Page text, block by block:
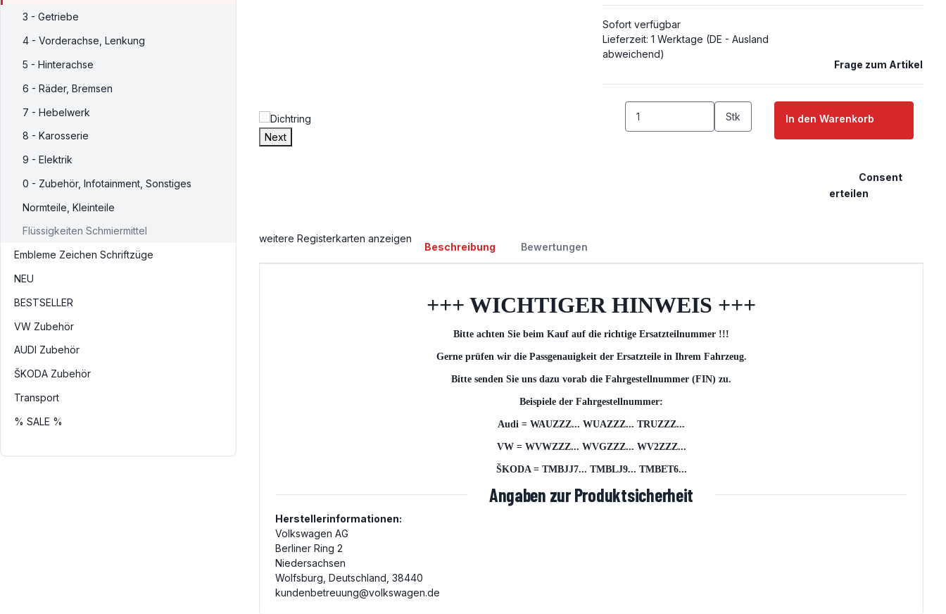
Next
Sofort verfügbar
Lieferzeit: 1 Werktage (DE - Ausland
abweichend)
Frage zum Artikel
Stk In den Warenkorb
Consent
erteilen
weitere Registerkarten anzeigen
Beschreibung Bewertungen
+++ WICHTIGER HINWEIS +++
Bitte achten Sie beim Kauf auf die richtige Ersatzteilnummer !!!
Gerne prüfen wir die Passgenauigkeit der Ersatzteile in Ihrem Fahrzeug.
Bitte senden Sie uns dazu vorab die Fahrgestellnummer (FIN) zu.
Beispiele der Fahrgestellnummer:
Audi = WAUZZZ... WUAZZZ... TRUZZZ...
VW = WVWZZZ... WVGZZZ... WV2ZZZ...
ŠKODA = TMBJJ7... TMBLJ9... TMBET6...
Angaben zur Produktsicherheit
Herstellerinformationen:
Volkswagen AG
Berliner Ring 2
Niedersachsen
Wolfsburg, Deutschland, 38440
kundenbetreuung@volkswagen.de
3 - Getriebe
4 - Vorderachse, Lenkung
5 - Hinterachse
6 - Räder, Bremsen
7 - Hebelwerk
8 - Karosserie
9 - Elektrik
0 - Zubehör, Infotainment, Sonstiges
Normteile, Kleinteile
Flüssigkeiten Schmiermittel
Embleme Zeichen Schriftzüge
NEU
BESTSELLER
VW Zubehör
AUDI Zubehör
ŠKODA Zubehör
Transport
% SALE %